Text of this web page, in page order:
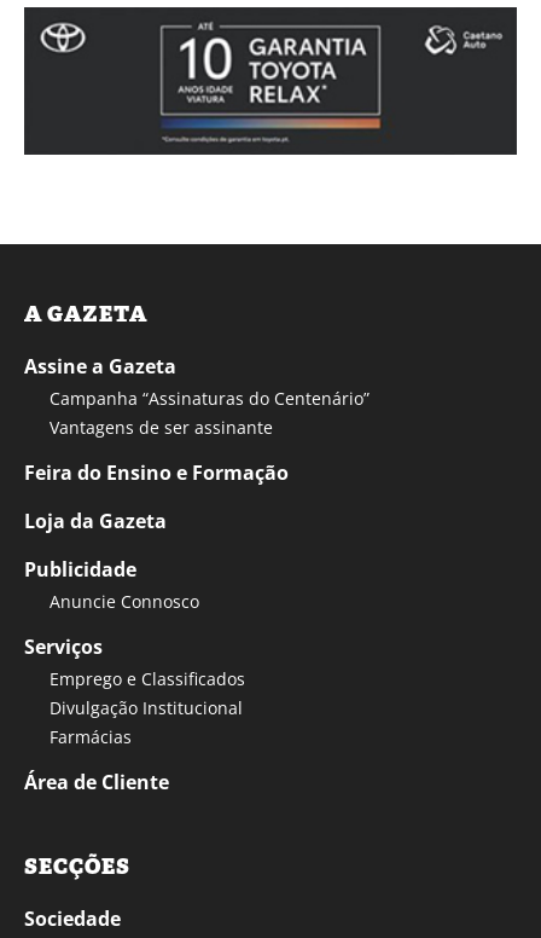
A GAZETA
Assine a Gazeta
Campanha “Assinaturas do Centenário”
Vantagens de ser assinante
Feira do Ensino e Formação
Loja da Gazeta
Publicidade
Anuncie Connosco
Serviços
Emprego e Classificados
Divulgação Institucional
Farmácias
Área de Cliente
SECÇÕES
Sociedade